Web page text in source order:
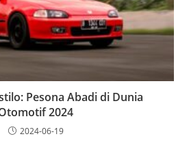
Pesona Abadi di Dunia
2024
2024-06-19